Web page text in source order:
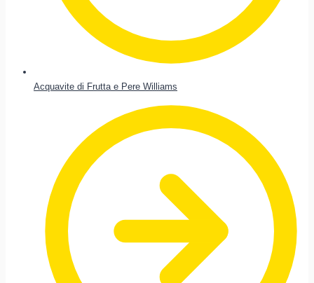
Acquavite di Frutta e Pere Williams